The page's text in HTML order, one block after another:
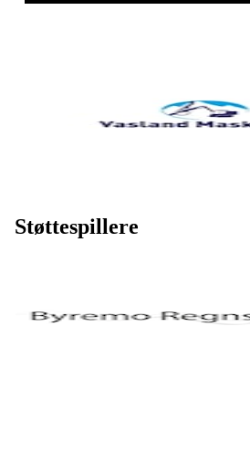
Støttespillere